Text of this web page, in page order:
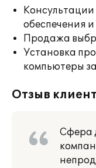
обеспечения
Продажа
Установка
компьютеры
Отзыв
Сфера